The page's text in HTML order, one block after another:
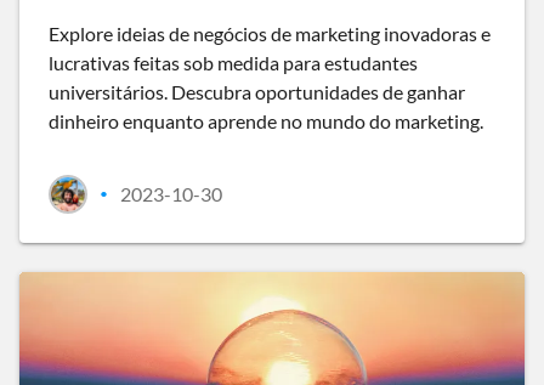
Explore ideias de negócios de marketing inovadoras e
lucrativas feitas sob medida para estudantes
universitários. Descubra oportunidades de ganhar
dinheiro enquanto aprende no mundo do marketing.
• 2023-10-30